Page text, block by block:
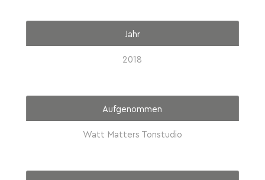
Jahr
2018
Aufgenommen
Watt Matters Tonstudio